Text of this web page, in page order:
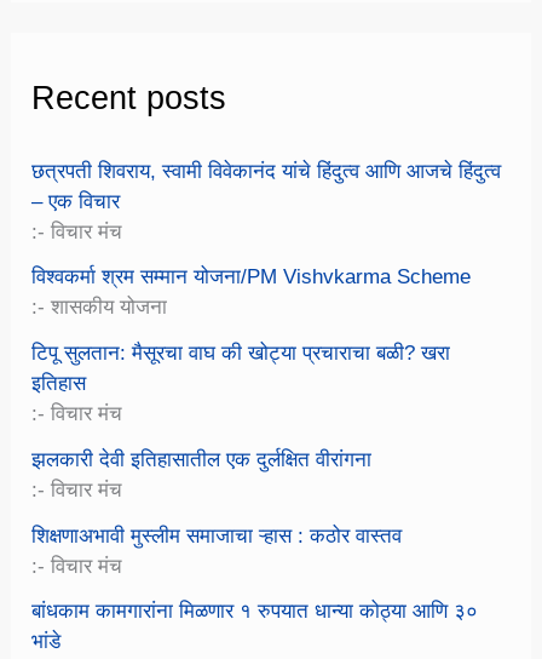
Recent posts
छत्रपती शिवराय, स्वामी विवेकानंद यांचे हिंदुत्व आणि आजचे हिंदुत्व
– एक विचार
:- विचार मंच
विश्वकर्मा श्रम सम्मान योजना/PM Vishvkarma Scheme
:- शासकीय योजना
टिपू सुलतान: मैसूरचा वाघ की खोट्या प्रचाराचा बळी? खरा
इतिहास
:- विचार मंच
झलकारी देवी इतिहासातील एक दुर्लक्षित वीरांगना
:- विचार मंच
शिक्षणाअभावी मुस्लीम समाजाचा ऱ्हास : कठोर वास्तव
:- विचार मंच
बांधकाम कामगारांना मिळणार १ रुपयात धान्या कोठ्या आणि ३०
भांडे